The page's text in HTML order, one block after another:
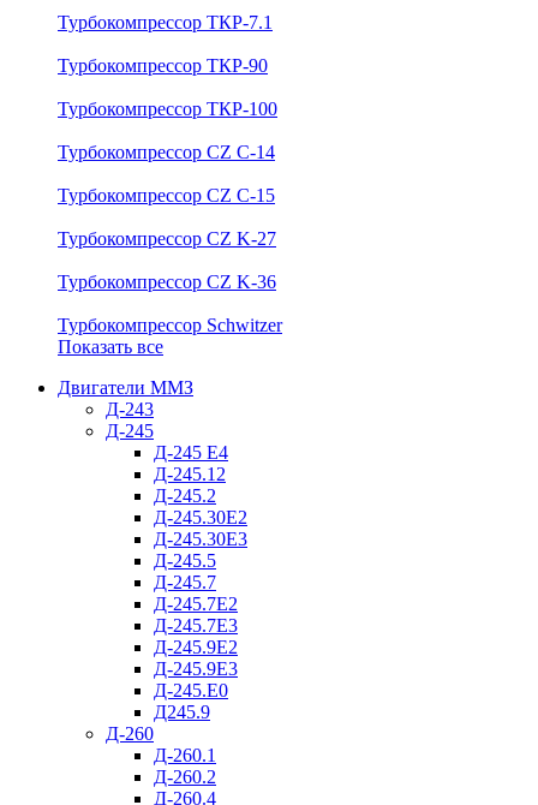
Турбокомпрессор ТКР-7.1
Турбокомпрессор ТКР-90
Турбокомпрессор ТКР-100
Турбокомпрессор CZ C-14
Турбокомпрессор CZ C-15
Турбокомпрессор CZ K-27
Турбокомпрессор CZ K-36
Турбокомпрессор Schwitzer
Показать все
Двигатели ММЗ
Д-243
Д-245
Д-245 Е4
Д-245.12
Д-245.2
Д-245.30Е2
Д-245.30Е3
Д-245.5
Д-245.7
Д-245.7Е2
Д-245.7Е3
Д-245.9Е2
Д-245.9Е3
Д-245.Е0
Д245.9
Д-260
Д-260.1
Д-260.2
Д-260.4